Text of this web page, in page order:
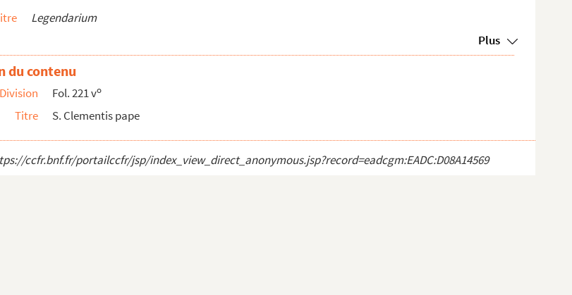
Laurent de Premierfait
Legendarium
Plus
du contenu
Division Fol. 221 vo
Titre S. Clementis pape
ccfr.bnf.fr/portailccfr/jsp/index_view_direct_anonymous.jsp?record=eadcgm:EADC:D08A14569